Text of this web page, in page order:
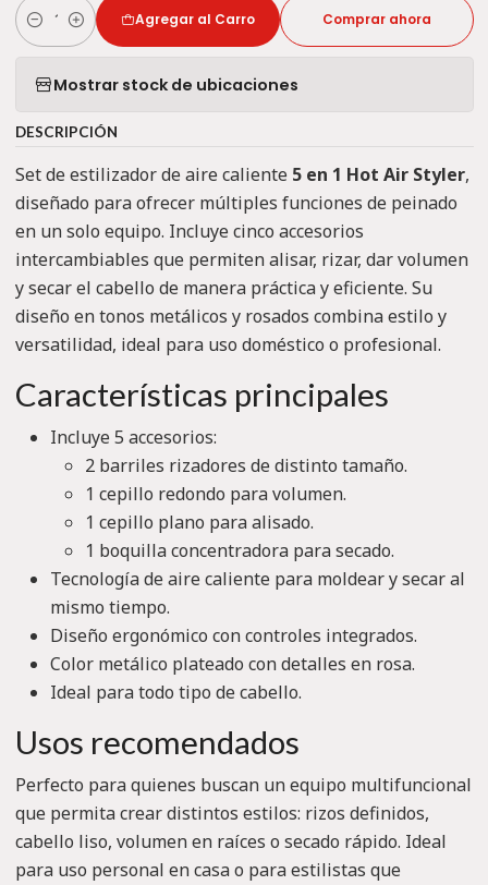
Cantidad
Agregar al Carro Comprar ahora
Mostrar stock de ubicaciones
DESCRIPCIÓN
Set de estilizador de aire caliente 5 en 1 Hot Air Styler,
diseñado para ofrecer múltiples funciones de peinado
en un solo equipo. Incluye cinco accesorios
intercambiables que permiten alisar, rizar, dar volumen
y secar el cabello de manera práctica y eficiente. Su
diseño en tonos metálicos y rosados combina estilo y
versatilidad, ideal para uso doméstico o profesional.
Características principales
Incluye 5 accesorios:
2 barriles rizadores de distinto tamaño.
1 cepillo redondo para volumen.
1 cepillo plano para alisado.
1 boquilla concentradora para secado.
Tecnología de aire caliente para moldear y secar al
mismo tiempo.
Diseño ergonómico con controles integrados.
Color metálico plateado con detalles en rosa.
Ideal para todo tipo de cabello.
Usos recomendados
Perfecto para quienes buscan un equipo multifuncional
que permita crear distintos estilos: rizos definidos,
cabello liso, volumen en raíces o secado rápido. Ideal
para uso personal en casa o para estilistas que